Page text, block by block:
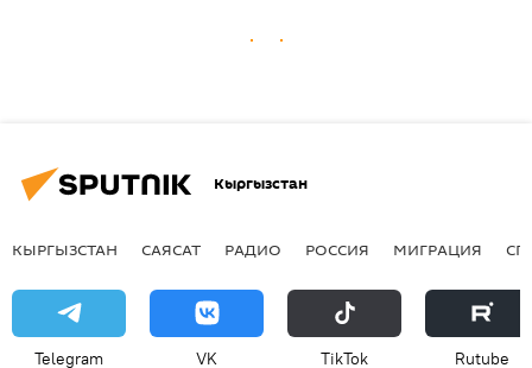
Кыргызстан
КЫРГЫЗСТАН САЯСАТ РАДИО РОССИЯ МИГРАЦИЯ
Telegram VK ТikТоk Rutube